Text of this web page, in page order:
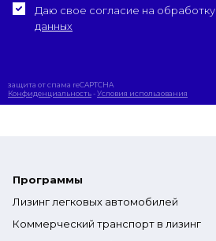
Даю свое согласие на обработку
данных
защита от спама reCAPTCHA
Конфиденциальность-Условия использования
Программы
Лизинг легковых автомобилей
Коммерческий транспорт в лизинг